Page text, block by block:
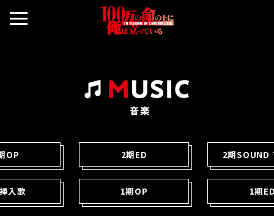
OP 2期ED 2期SOUND
入歌 1期OP 1期